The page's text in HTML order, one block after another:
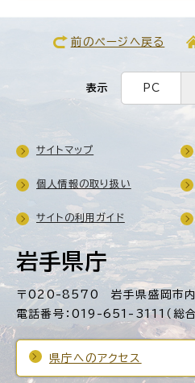
前のページへ戻る
表示 PC
岩手県庁
〒020-8570 岩手県盛岡市内
電話番号：019-651-3111（総合
県庁へのアクセス
サイトマップ
個人情報の取り扱い
サイトの利用ガイド